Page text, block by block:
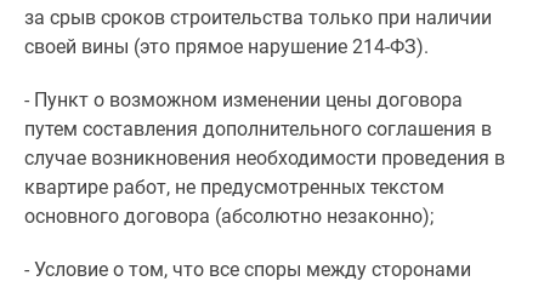
за срыв сроков строительства только при наличии
своей вины (это прямое нарушение 214-ФЗ).
- Пункт о возможном изменении цены договора
путем составления дополнительного соглашения в
случае возникновения необходимости проведения в
квартире работ, не предусмотренных текстом
основного договора (абсолютно незаконно);
- Условие о том, что все споры между сторонами